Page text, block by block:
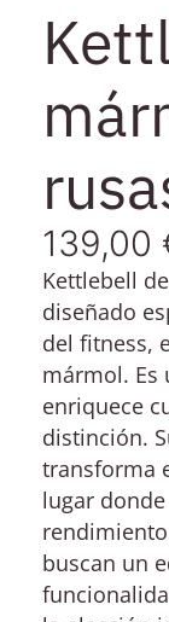
139,00
Kettlebell
diseñado
del fitness,
mármol. Es
enriquece
distinción.
transforma
lugar
buscan un